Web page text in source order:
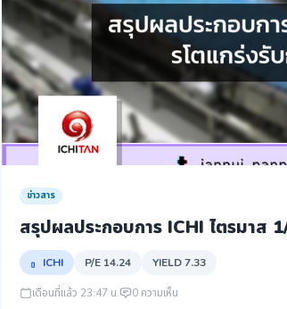
ข่าวสาร
สรุปผลประกอบการ ICHI ไตรมาส
ICHI P/E 14.24 YIELD 7.33
เดือนที่แล้ว 23:47 น. 0 ความเห็น